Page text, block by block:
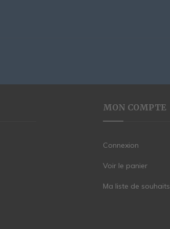
MON COMPTE
Connexion
Voir le panier
Ma liste de souhaits